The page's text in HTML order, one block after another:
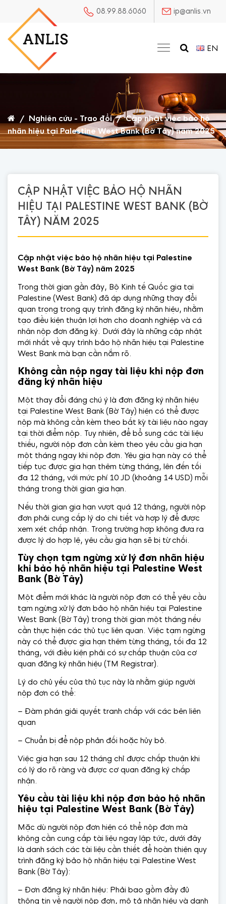
08.99.88.6060 ip@anlis.vn
EN
/ Nghiên cứu - Trao đổi / Cập nhật việc bảo hộ
nhãn hiệu tại Palestine West Bank (Bờ Tây) năm 2025
CẬP NHẬT VIỆC BẢO HỘ NHÃN
HIỆU TẠI PALESTINE WEST BANK (BỜ
TÂY) NĂM 2025
Cập nhật việc bảo hộ nhãn hiệu tại Palestine
West Bank (Bờ Tây) năm 2025
Trong thời gian gần đây, Bộ Kinh tế Quốc gia tại
Palestine (West Bank) đã áp dụng những thay đổi
quan trọng trong quy trình đăng ký nhãn hiệu, nhằm
tạo điều kiện thuận lợi hơn cho doanh nghiệp và cá
nhân nộp đơn đăng ký. Dưới đây là những cập nhật
mới nhất về quy trình bảo hộ nhãn hiệu tại Palestine
West Bank mà bạn cần nắm rõ.
Không cần nộp ngay tài liệu khi nộp đơn
đăng ký nhãn hiệu
Một thay đổi đáng chú ý là đơn đăng ký nhãn hiệu
tại Palestine West Bank (Bờ Tây) hiện có thể được
nộp mà không cần kèm theo bất kỳ tài liệu nào ngay
tại thời điểm nộp. Tuy nhiên, để bổ sung các tài liệu
thiếu, người nộp đơn cần kèm theo yêu cầu gia hạn
một tháng ngay khi nộp đơn. Yêu gia hạn này có thể
tiếp tục được gia hạn thêm từng tháng, lên đến tối
đa 12 tháng, với mức phí 10 JD (khoảng 14 USD) mỗi
tháng trong thời gian gia hạn.
Nếu thời gian gia hạn vượt quá 12 tháng, người nộp
đơn phải cung cấp lý do chi tiết và hợp lý để được
xem xét chấp nhận. Trong trường hợp không đưa ra
được lý do hợp lệ, yêu cầu gia hạn sẽ bị từ chối.
Tùy chọn tạm ngừng xử lý đơn nhãn hiệu
khi bảo hộ nhãn hiệu tại Palestine West
Bank (Bờ Tây)
Một điểm mới khác là người nộp đơn có thể yêu cầu
tạm ngừng xử lý đơn bảo hộ nhãn hiệu tại Palestine
West Bank (Bờ Tây) trong thời gian một tháng nếu
cần thực hiện các thủ tục liên quan. Việc tạm ngừng
này có thể được gia hạn thêm từng tháng, tối đa 12
tháng, với điều kiện phải có sự chấp thuận của cơ
quan đăng ký nhãn hiệu (TM Registrar).
Lý do chủ yếu của thủ tục này là nhằm giúp người
nộp đơn có thể:
– Đàm phán giải quyết tranh chấp với các bên liên
quan
– Chuẩn bị để nộp phản đối hoặc hủy bỏ.
Việc gia hạn sau 12 tháng chỉ được chấp thuận khi
có lý do rõ ràng và được cơ quan đăng ký chấp
nhận.
Yêu cầu tài liệu khi nộp đơn bảo hộ nhãn
hiệu tại Palestine West Bank (Bờ Tây)
Mặc dù người nộp đơn hiện có thể nộp đơn mà
không cần cung cấp tài liệu ngay lập tức, dưới đây
là danh sách các tài liệu cần thiết để hoàn thiện quy
trình đăng ký bảo hộ nhãn hiệu tại Palestine West
Bank (Bờ Tây):
– Đơn đăng ký nhãn hiệu: Phải bao gồm đầy đủ
thông tin về người nộp đơn, mô tả nhãn hiệu và danh